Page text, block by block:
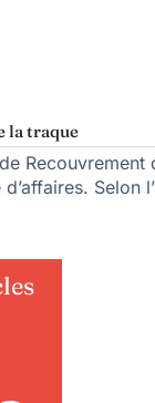
la traque
Selon